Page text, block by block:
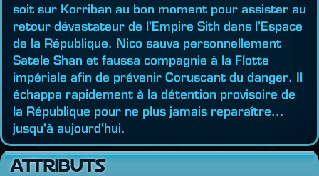
soit sur Korriban au bon moment pour assister au
retour dévastateur de l'Empire Sith dans l'Espace
de la République. Nico sauva personnellement
Satele Shan et faussa compagnie à la Flotte
impériale afin de prévenir Coruscant du danger. Il
échappa rapidement à la détention provisoire de
la République pour ne plus jamais reparaître...
jusqu'à aujourd'hui.
ATTRIBUTS